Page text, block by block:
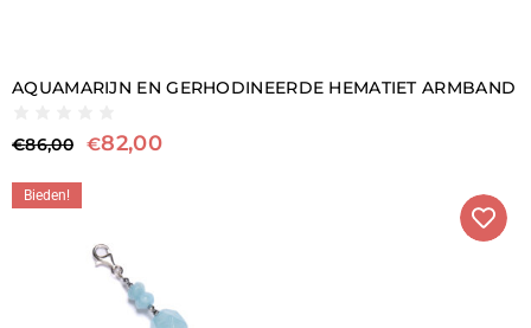
AQUAMARIJN EN GERHODINEERDE HEMATIET ARMBAND
€86,00 €82,00
Bieden!